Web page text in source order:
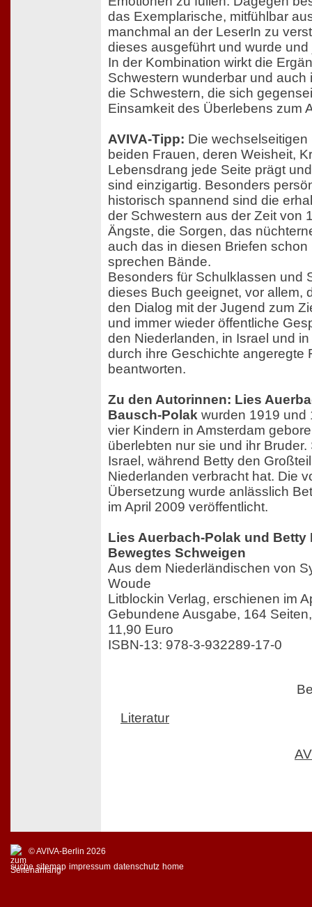
das Exemplarische, mitfühlbar
manchmal an der LeserIn zu
dieses ausgeführt und wurde
In der Kombination wirkt die
Schwestern wunderbar und auch
die Schwestern, die sich
Einsamkeit des Überlebens zum
AVIVA-Tipp: Die
beiden Frauen, deren Weisheit,
Lebensdrang jede Seite prägt
sind einzigartig. Besonders
historisch spannend sind die
der Schwestern aus der Zeit von
Ängste, die Sorgen, das
auch das in diesen Briefen
sprechen Bände.
Besonders für Schulklassen und
dieses Buch geeignet, vor allem,
den Dialog mit der Jugend zum
und immer wieder öffentliche
den Niederlanden, in Israel und
durch ihre Geschichte angeregte
beantworten.
Zu den Autorinnen: Lies
Bausch-Polak wurden 1919 und
vier Kindern in Amsterdam
überlebten nur sie und ihr
Israel, während Betty den
Niederlanden verbracht hat. Die
Übersetzung wurde anlässlich
im April 2009 veröffentlicht.
Lies Auerbach-Polak und Betty
Bewegtes Schweigen
Aus dem Niederländischen von
Woude
Litblockin Verlag, erschienen im
Gebundene Ausgabe, 164
11,90 Euro
ISBN-13: 978-3-932289-17-0
Literatur
© AVIVA-Berlin 2026
suche sitemap impressum datenschutz home